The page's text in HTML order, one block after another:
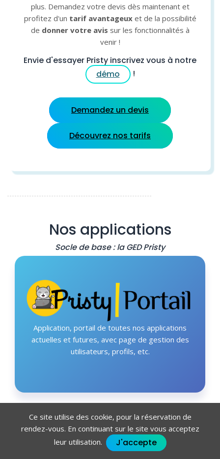
plus. Demandez votre devis dès maintenant et
profitez d'un tarif avantageuxet de la possibilité
de donner votre avis sur les fonctionnalités à
venir !
Envie d'essayer Pristy inscrivez vous à notre
démo
!
Demandez un devis
Découvrez nos tarifs
Nos applications
Socle de base : la GED Pristy
Application, portail de toutes nos applications
actuelles et futures, avec page de gestion des
utilisateurs, profils, etc.
Ce site utilise des cookie, pour la réservation de
rendez-vous. En continuant sur le site vous acceptez
leur utilisation.
J'accepte